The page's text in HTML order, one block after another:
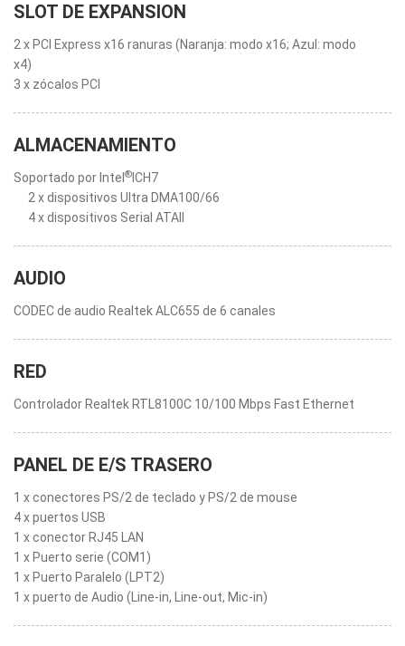
SLOT DE EXPANSION
2 x PCI Express x16 ranuras (Naranja: modo x16; Azul: modo
x4)
3 x zócalos PCI
ALMACENAMIENTO
Soportado por Intel ® ICH7
2 x dispositivos Ultra DMA100/66
4 x dispositivos Serial ATAII
AUDIO
CODEC de audio Realtek ALC655 de 6 canales
RED
Controlador Realtek RTL8100C 10/100 Mbps Fast Ethernet
PANEL DE E/S TRASERO
1 x conectores PS/2 de teclado y PS/2 de mouse
4 x puertos USB
1 x conector RJ45 LAN
1 x Puerto serie (COM1)
1 x Puerto Paralelo (LPT2)
1 x puerto de Audio (Line-in, Line-out, Mic-in)